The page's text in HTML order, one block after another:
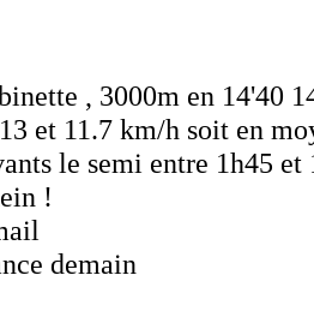
, 3000m en 14'40
et 11.7 km/h soit en
le semi entre 1h45 et
!
demain